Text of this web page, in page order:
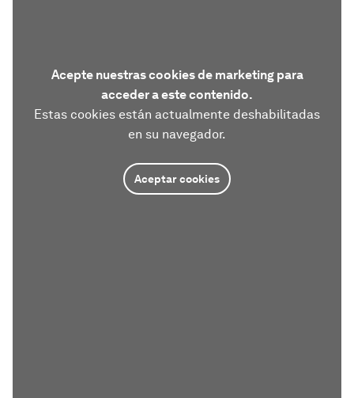
Acepte nuestras cookies de marketing para
acceder a este contenido.
Estas cookies están actualmente deshabilitadas
en su navegador.
Aceptar cookies